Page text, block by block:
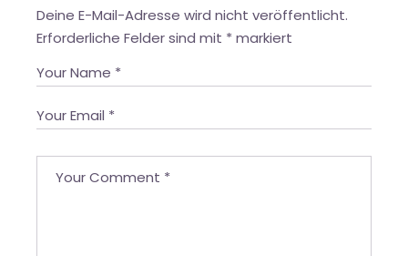
Deine E-Mail-Adresse wird nicht veröffentlicht.
Erforderliche Felder sind mit * markiert